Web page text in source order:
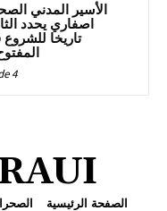
الأسير المدني
اصفاري يحدد
تاريخا
4 de يونيو de 2026
الصفحة الرئيسية